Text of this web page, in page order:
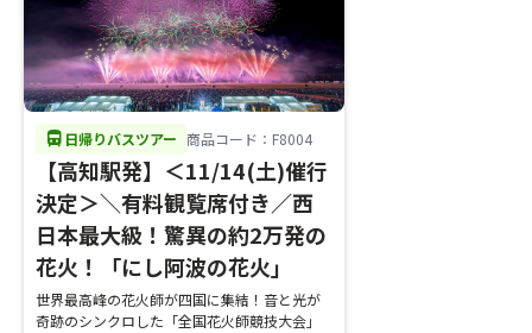
directions_bus 日帰りバスツアー 商品コード：F8004
【高知駅発】＜11/14(土)催行
決定＞＼有料観覧席付き／西
日本最大級！驚異の約2万発の
花火！「にし阿波の花火」
世界最高峰の花火師が四国に集結！音と光が
奇跡のシンクロした「全国花火師競技大会」